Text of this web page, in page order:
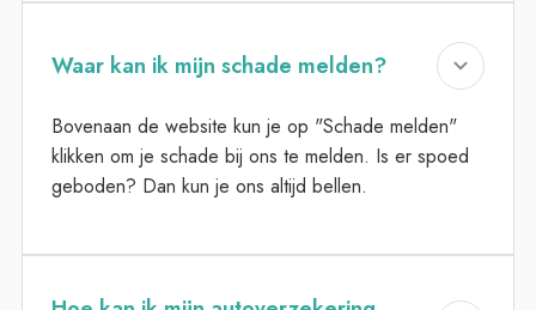
Waar kan ik mijn schade melden?
Bovenaan de website kun je op "Schade melden"
klikken om je schade bij ons te melden. Is er spoed
geboden? Dan kun je ons altijd bellen.